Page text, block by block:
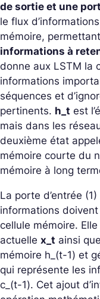
de sortie et une
le flux
mémoire,
informations à
donne aux LSTM la
informations
séquences et
pertinents. h_t est
mais dans les
deuxième état
mémoire courte du
mémoire à long
La porte d’entrée
informations
cellule mémoire.
actuelle x_t ainsi
mémoire h_(t-1) et
qui représente les
c_(t-1). Cet ajout